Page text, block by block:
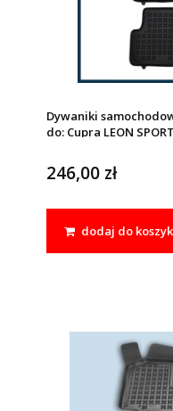
Dywaniki
do: Cupra LEON
246,00 zł
dodaj do